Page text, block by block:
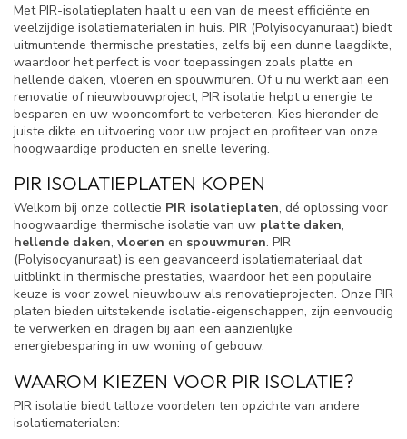
Met PIR-isolatieplaten haalt u een van de meest efficiënte en
veelzijdige isolatiematerialen in huis. PIR (Polyisocyanuraat) biedt
uitmuntende thermische prestaties, zelfs bij een dunne laagdikte,
waardoor het perfect is voor toepassingen zoals platte en
hellende daken, vloeren en spouwmuren. Of u nu werkt aan een
renovatie of nieuwbouwproject, PIR isolatie helpt u energie te
besparen en uw wooncomfort te verbeteren. Kies hieronder de
juiste dikte en uitvoering voor uw project en profiteer van onze
hoogwaardige producten en snelle levering.
PIR ISOLATIEPLATEN KOPEN
Welkom bij onze collectie PIR isolatieplaten, dé oplossing voor
hoogwaardige thermische isolatie van uw platte daken,
hellende daken, vloeren en spouwmuren. PIR
(Polyisocyanuraat) is een geavanceerd isolatiemateriaal dat
uitblinkt in thermische prestaties, waardoor het een populaire
keuze is voor zowel nieuwbouw als renovatieprojecten. Onze PIR
platen bieden uitstekende isolatie-eigenschappen, zijn eenvoudig
te verwerken en dragen bij aan een aanzienlijke
energiebesparing in uw woning of gebouw.
WAAROM KIEZEN VOOR PIR ISOLATIE?
PIR isolatie biedt talloze voordelen ten opzichte van andere
isolatiematerialen: